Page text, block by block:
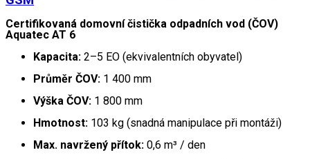
Certifikovaná domovní čistička odpadních vod (ČOV)
Aquatec AT 6
Kapacita: 2–5 EO (ekvivalentních obyvatel)
Průměr ČOV: 1 400 mm
Výška ČOV: 1 800 mm
Hmotnost: 103 kg (snadná manipulace při montáži)
Max. navržený přítok: 0,6 m³ / den